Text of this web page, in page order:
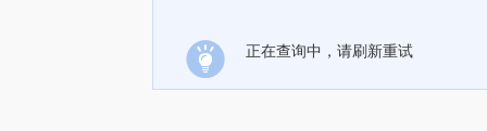
正在查询中，请刷新重试